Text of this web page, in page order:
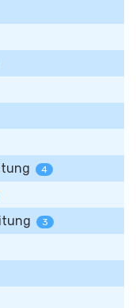
4
3